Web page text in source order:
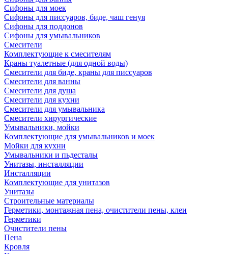
Сифоны для моек
Сифоны для писсуаров, биде, чаш генуя
Сифоны для поддонов
Сифоны для умывальников
Смесители
Комплектующие к смесителям
Краны туалетные (для одной воды)
Смесители для биде, краны для писсуаров
Смесители для ванны
Смесители для душа
Смесители для кухни
Смесители для умывальника
Смесители хирургические
Умывальники, мойки
Комплектующие для умывальников и моек
Мойки для кухни
Умывальники и пьдесталы
Унитазы, инсталляции
Инсталляции
Комплектующие для унитазов
Унитазы
Строительные материалы
Герметики, монтажная пена, очистители пены, клеи
Герметики
Очистители пены
Пена
Кровля